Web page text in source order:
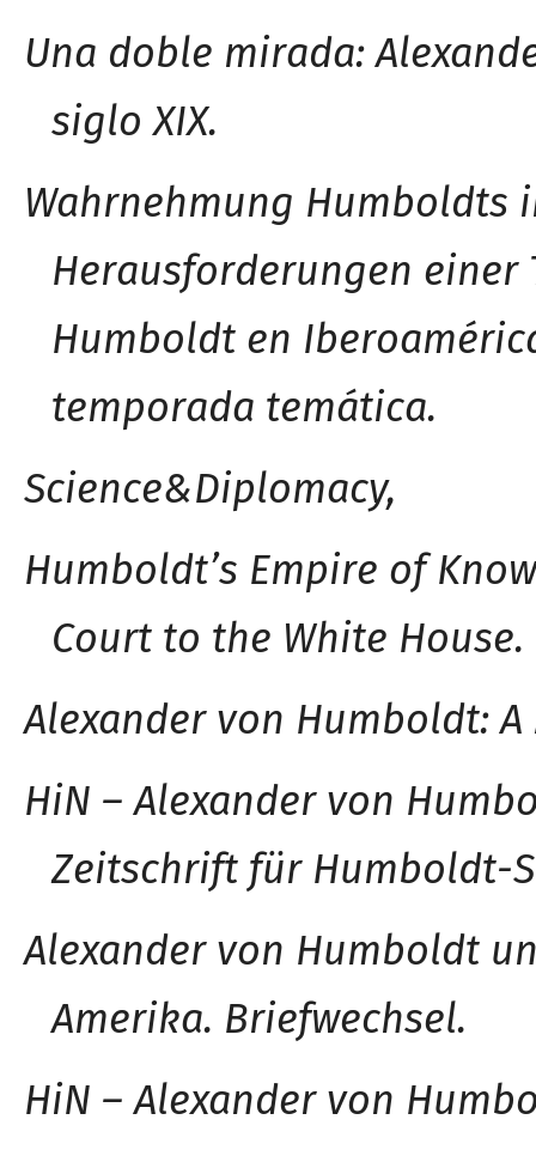
Una doble mirada:
siglo XIX.
Wahrnehmung Humboldts
Herausforderungen einer
Humboldt en Iberoaméric
temporada temática.
Science&Diplomacy,
Humboldt’s Empire of
Court to the White House.
Alexander von Humboldt:
HiN – Alexander von
Zeitschrift für Humboldt-
Alexander von Humboldt
Amerika. Briefwechsel.
HiN – Alexander von